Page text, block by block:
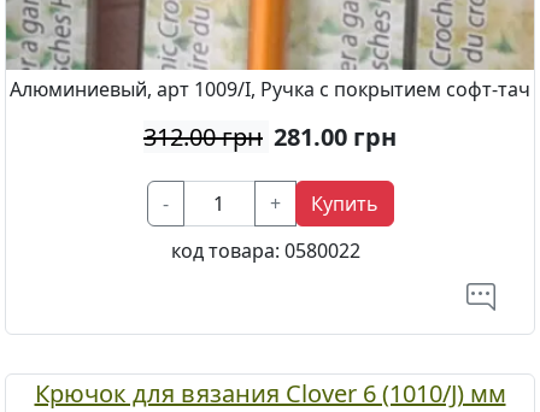
Алюминиевый, арт 1009/I, Ручка с покрытием софт-тач
312.00 грн 281.00 грн
- +
Купить
код товара: 0580022
Крючок для вязания Clover 6 (1010/J) мм